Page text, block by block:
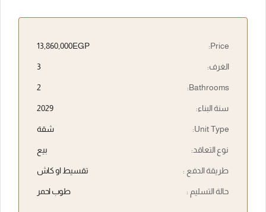
Price:
13,860,000EGP
الغرف: 3
Bathrooms:
2
سنة البناء: 2029
Unit Type: شقة
نوع التعاقد: بيع
طريقة الدفع : تقسيط او كاش
حالة التسليم : طوب احمر